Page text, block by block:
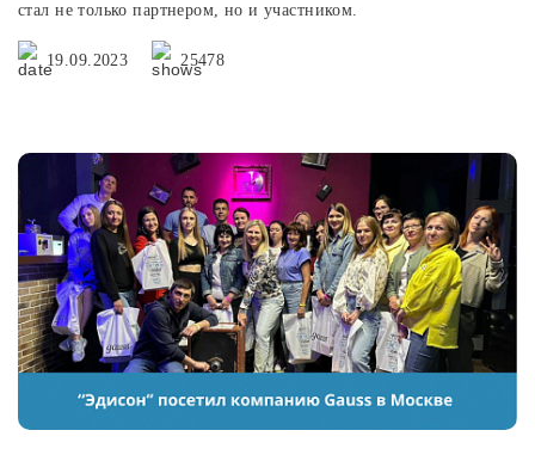
стал не только партнером, но и участником.
19.09.2023 25478